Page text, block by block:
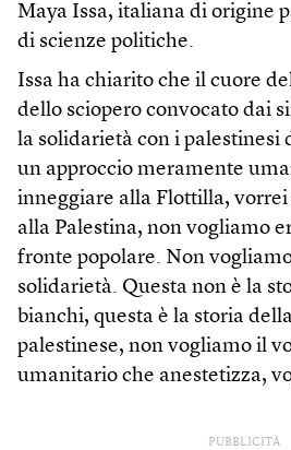
Maya Issa, italiana di origine
di scienze politiche.
Issa ha chiarito che il cuore
dello sciopero convocato dai
la solidarietà con i palestinesi
un approccio meramente
inneggiare alla Flottilla,
alla Palestina, non vogliamo
fronte popolare. Non
solidarietà. Questa non è la
bianchi, questa è la storia
palestinese, non vogliamo il
umanitario che anestetizza,
PUBBLICITÀ